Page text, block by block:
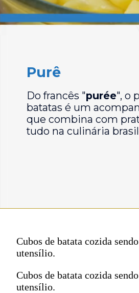
Do francês "purée", o
batatas é um
que combina com
tudo na culinária
Purê
Cubos de batata cozida
utensílio.
Cubos de batata cozida
utensílio.